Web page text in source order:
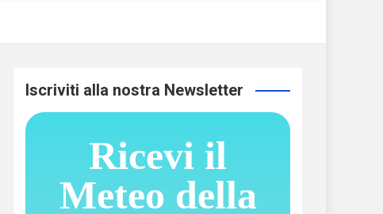
Iscriviti alla nostra Newsletter
Ricevi il
Meteo della